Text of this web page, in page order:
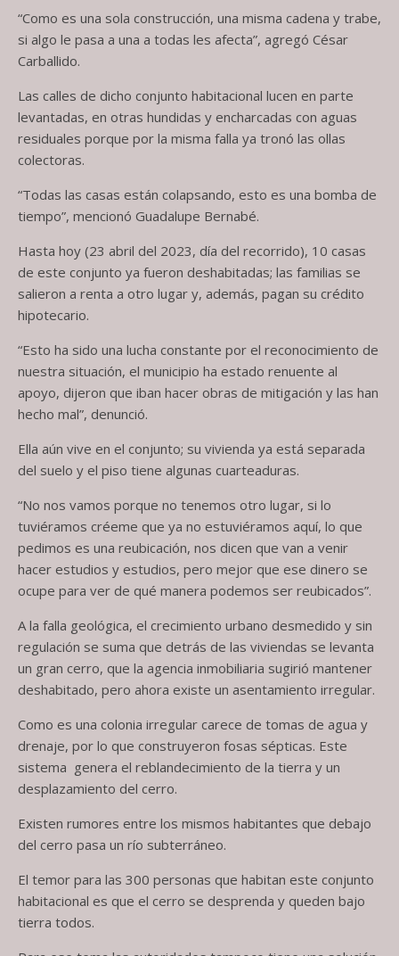
“Como es una sola construcción, una misma cadena y trabe,
si algo le pasa a una a todas les afecta”, agregó César
Carballido.
Las calles de dicho conjunto habitacional lucen en parte
levantadas, en otras hundidas y encharcadas con aguas
residuales porque por la misma falla ya tronó las ollas
colectoras.
“Todas las casas están colapsando, esto es una bomba de
tiempo”, mencionó Guadalupe Bernabé.
Hasta hoy (23 abril del 2023, día del recorrido), 10 casas
de este conjunto ya fueron deshabitadas; las familias se
salieron a renta a otro lugar y, además, pagan su crédito
hipotecario.
“Esto ha sido una lucha constante por el reconocimiento de
nuestra situación, el municipio ha estado renuente al
apoyo, dijeron que iban hacer obras de mitigación y las han
hecho mal”, denunció.
Ella aún vive en el conjunto; su vivienda ya está separada
del suelo y el piso tiene algunas cuarteaduras.
“No nos vamos porque no tenemos otro lugar, si lo
tuviéramos créeme que ya no estuviéramos aquí, lo que
pedimos es una reubicación, nos dicen que van a venir
hacer estudios y estudios, pero mejor que ese dinero se
ocupe para ver de qué manera podemos ser reubicados”.
A la falla geológica, el crecimiento urbano desmedido y sin
regulación se suma que detrás de las viviendas se levanta
un gran cerro, que la agencia inmobiliaria sugirió mantener
deshabitado, pero ahora existe un asentamiento irregular.
Como es una colonia irregular carece de tomas de agua y
drenaje, por lo que construyeron fosas sépticas. Este
sistema genera el reblandecimiento de la tierra y un
desplazamiento del cerro.
Existen rumores entre los mismos habitantes que debajo
del cerro pasa un río subterráneo.
El temor para las 300 personas que habitan este conjunto
habitacional es que el cerro se desprenda y queden bajo
tierra todos.